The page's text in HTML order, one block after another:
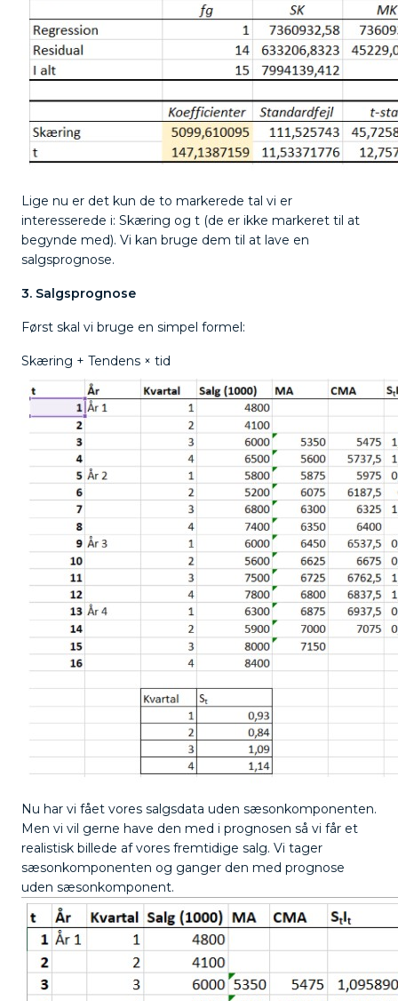
Lige nu er det kun de to markerede tal vi er
interesserede i: Skæring og t (de er ikke markeret til at
begynde med). Vi kan bruge dem til at lave en
salgsprognose.
3. Salgsprognose
Først skal vi bruge en simpel formel:
Skæring + Tendens × tid
Nu har vi fået vores salgsdata uden sæsonkomponenten.
Men vi vil gerne have den med i prognosen så vi får et
realistisk billede af vores fremtidige salg. Vi tager
sæsonkomponenten og ganger den med prognose
uden sæsonkomponent.